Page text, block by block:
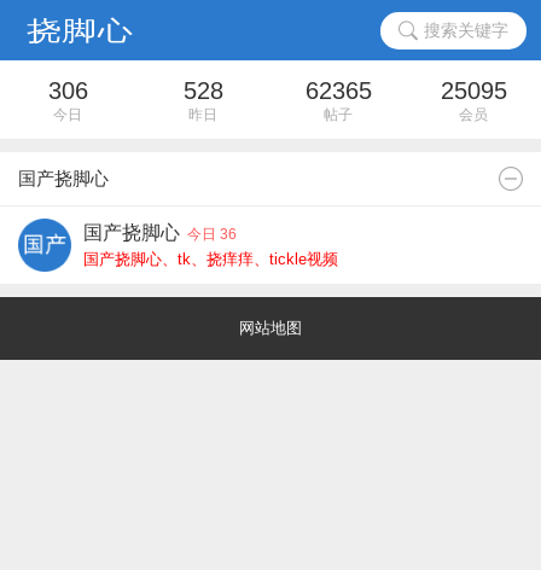
搜索关键字
306
今日
528
昨日
62365
帖子
25095
会员
国产挠脚心
国产挠脚心 今日 36
国产挠脚心、tk、挠痒痒、tickle视频
网站地图